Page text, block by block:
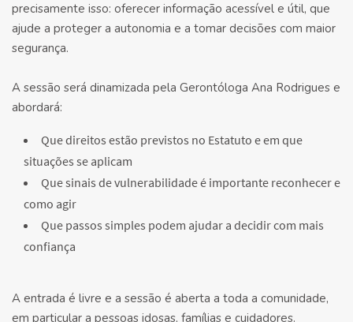
precisamente isso: oferecer informação acessível e útil, que
ajude a proteger a autonomia e a tomar decisões com maior
segurança.
A sessão será dinamizada pela Gerontóloga Ana Rodrigues e
abordará:
Que direitos estão previstos no Estatuto e em que
situações se aplicam
Que sinais de vulnerabilidade é importante reconhecer e
como agir
Que passos simples podem ajudar a decidir com mais
confiança
A entrada é livre e a sessão é aberta a toda a comunidade,
em particular a pessoas idosas, famílias e cuidadores.